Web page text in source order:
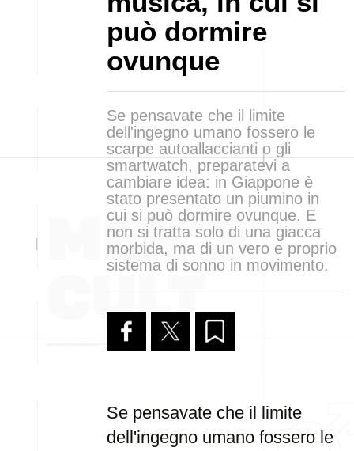
può dormire
ovunque
Se pensavate che il limite
dell'ingegno umano fossero le
scarpe autoallaccianti o gli
smartwatch, preparatevi a
cambiare idea: in Giappone è
stato presentato un piumino in
cui si può dormire ovunque. E
non si tratta solo di una giacca
morbida, ma di un vero e proprio
sistema di sonno in movimento.
Se pensavate che il limite
dell'ingegno umano fossero le